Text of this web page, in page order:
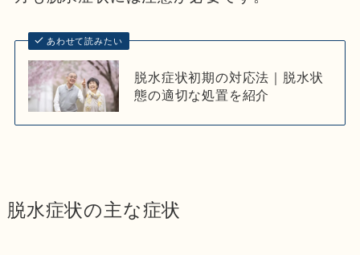
あわせて読みたい
脱水症状初期の対応法｜脱水状
態の適切な処置を紹介
脱水症状の主な症状